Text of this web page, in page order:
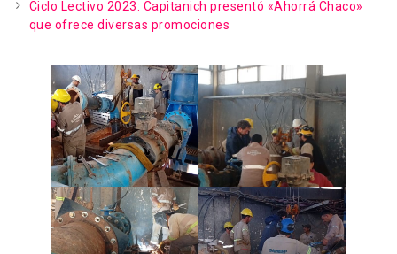
Ciclo Lectivo 2023: Capitanich presentó «Ahorrá Chaco»
que ofrece diversas promociones